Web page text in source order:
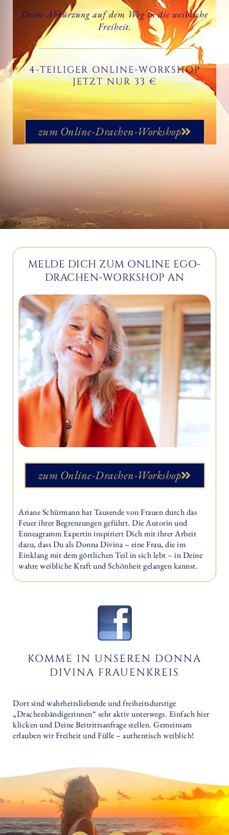
Deine Abkürzung auf dem Weg in die weibliche
Freiheit.
4-TEILIGER ONLINE-WORKSHOP
JETZT NUR 33 €
zum Online-Drachen-Workshop
MELDE DICH ZUM ONLINE EGO-
DRACHEN-WORKSHOP AN
zum Online-Drachen-Workshop
Ariane Schürmann hat Tausende von Frauen durch das
Feuer ihrer Begrenzungen geführt. Die Autorin und
Enneagramm Expertin inspiriert Dich mit ihrer Arbeit
dazu, dass Du als Donna Divina – eine Frau, die im
Einklang mit dem göttlichen Teil in sich lebt – in Deine
wahre weibliche Kraft und Schönheit gelangen kannst.
KOMME IN UNSEREN DONNA
DIVINA FRAUENKREIS
Dort sind wahrheitsliebende und freiheitsdurstige
„Drachenbändigerinnen“ sehr aktiv unterwegs. Einfach hier
klicken und Deine Beitrittsanfrage stellen. Gemeinsam
erlauben wir Freiheit und Fülle – authentisch weiblich!